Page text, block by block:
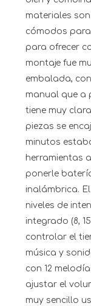
materiales
cómodos
para ofrecer
montaje fue
embalada,
manual que a
tiene muy
piezas se
minutos
herramientas
ponerle
inalámbrica.
niveles de
integrado (8,
controlar el
música y
con 12
ajustar el
muy sencillo